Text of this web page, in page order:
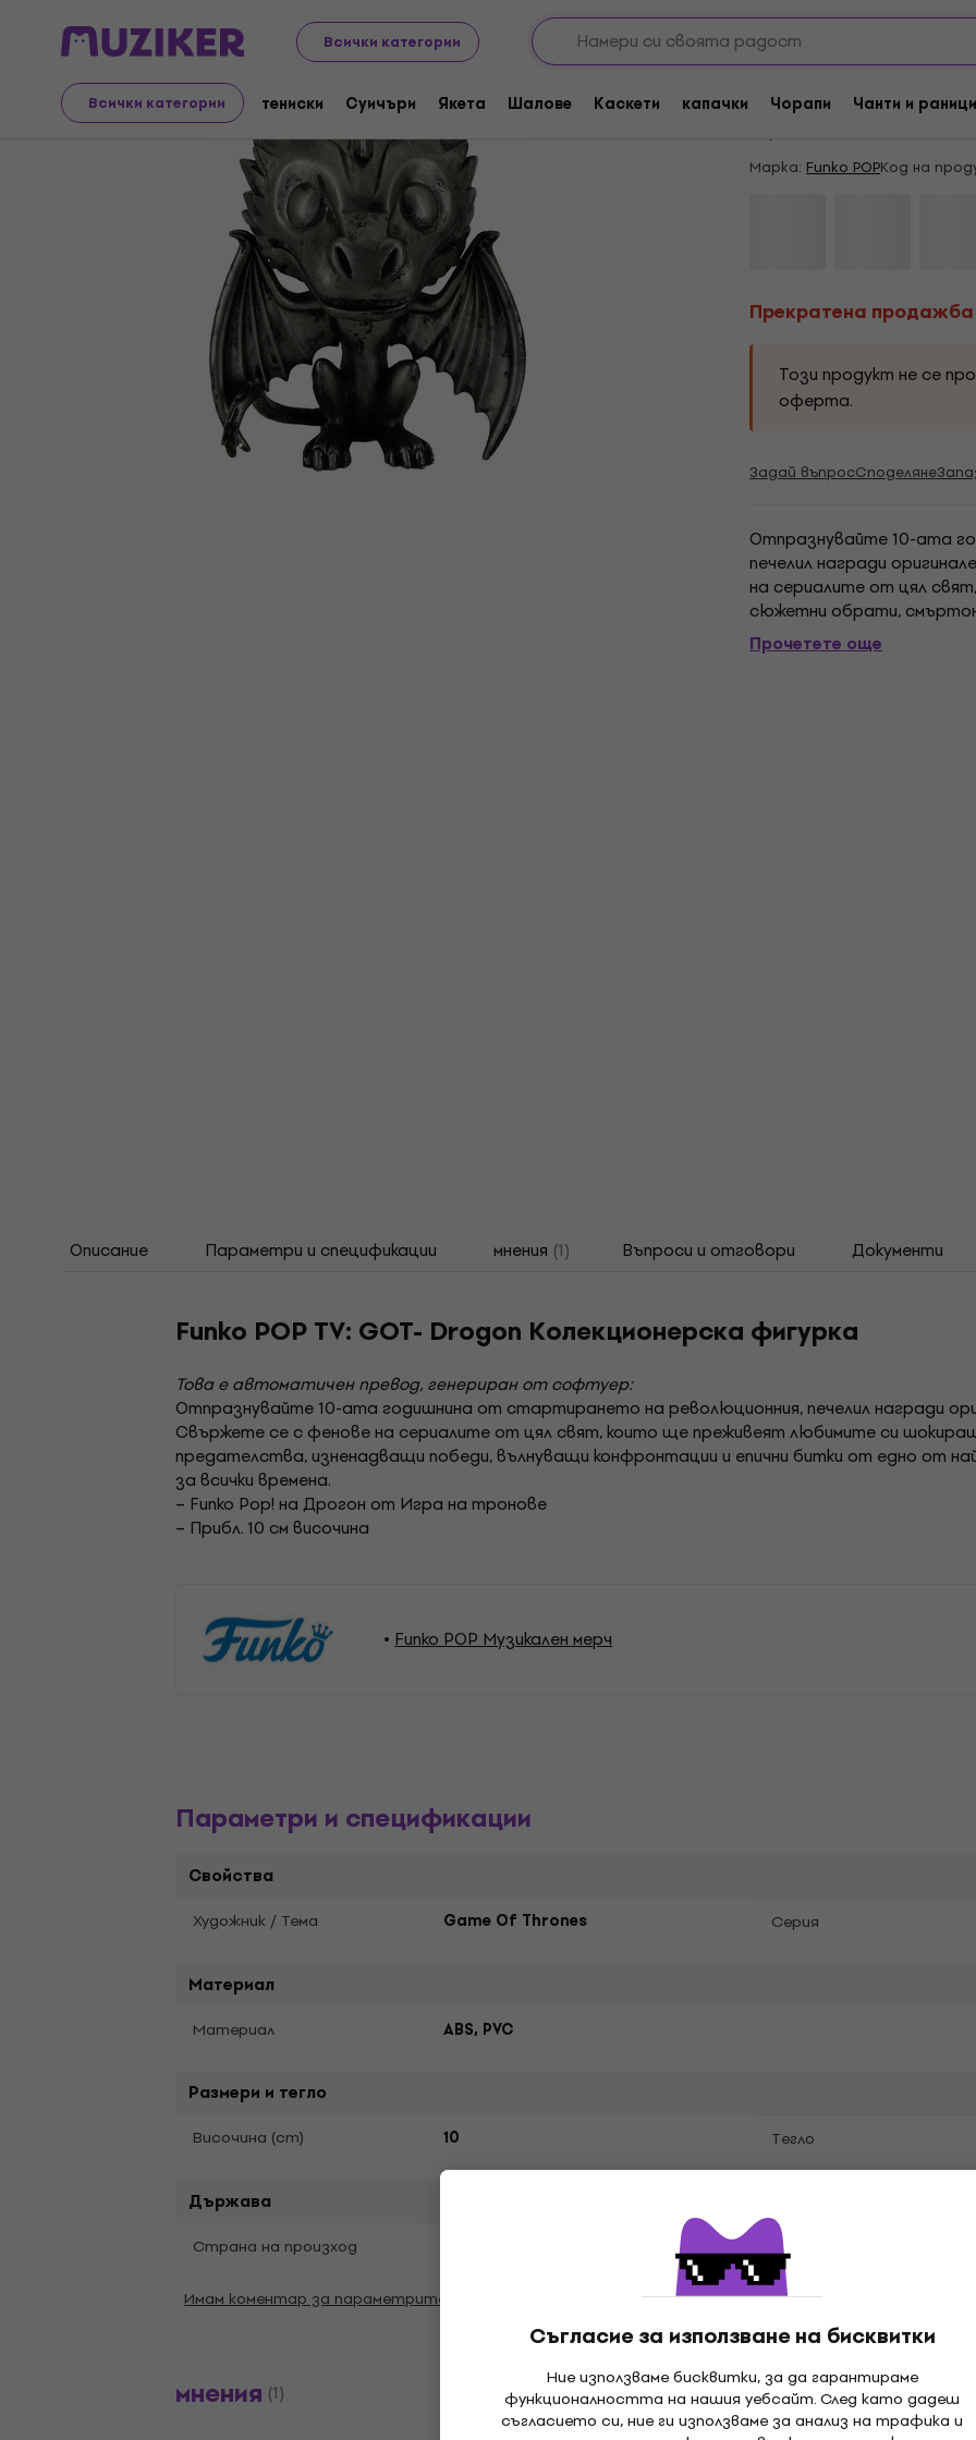
Всички категории
Всички категории тениски Суичъри Якета Шалове Каскети капачки Чорапи Чанти и раници
Съгласие за използване на бисквитки
Ние използваме бисквитки, за да гарантираме
функционалността на нашия уебсайт. След като дадеш
съгласието си, ние ги използваме за анализ на трафика и
Merch Музикален мерч
Прекратена продажба
Прекратена продажба
Funko POP TV:
Марка: Funko POPКод на
Прекратена продажба
Този продукт не се
оферта.
Задай въпросСподеляне
Отпразнувайте 10-ата
печелил награди
на сериалите от цял
сюжетни обрати,
вълнуващи конфронтации
предавания в...
Прочетете още
Описание Параметри и спецификации мнения (1) Въпроси и отговори Документи
Funko POP TV: GOT- Drogon Колекционерска фигурка
Това е автоматичен превод, генериран от софтуер:
Отпразнувайте 10-ата годишнина от стартирането на революционния, печелил награди
Свържете се с фенове на сериалите от цял свят, които ще преживеят любимите си
предателства, изненадващи победи, вълнуващи конфронтации и епични битки от едно от
за всички времена.
– Funko Pop! на Дрогон от Игра на тронове
– Прибл. 10 см височина
Funko POP Музикален мерч
Параметри и спецификации
Свойства
Художник / Тема Game Of Thrones Cерия
Материал
Материал ABS, PVC
Размери и тегло
Bисочина (cm) 10 Tегло
Държава
Страна на произход
Имам коментар за параметрите
мнения (1)